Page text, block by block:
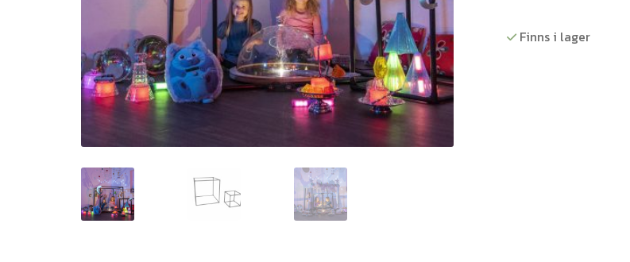
Finns i lager